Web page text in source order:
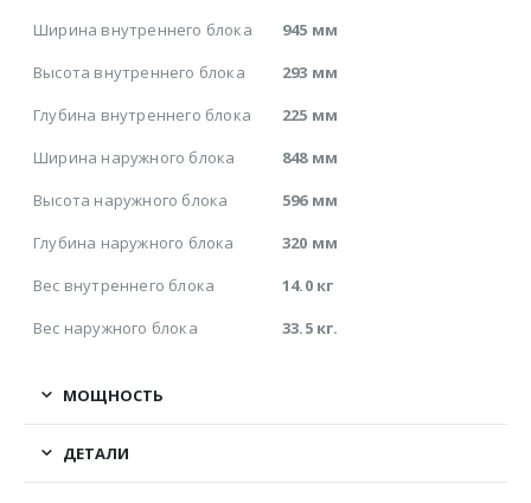
Ширина внутреннего блока
945 мм
Высота внутреннего блока
293 мм
Глубина внутреннего блока
225 мм
Ширина наружного блока
848 мм
Высота наружного блока
596 мм
Глубина наружного блока
320 мм
Вес внутреннего блока
14.0 кг
Вес наружного блока
33.5 кг.
МОЩНОСТЬ
ДЕТАЛИ